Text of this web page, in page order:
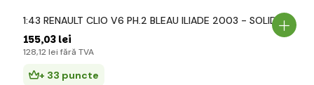
1:43 RENAULT CLIO V6 PH.2 BLEAU ILIADE 2003 - SOLIDO
155,03 lei
128,12 lei fără TVA
+ 33 puncte